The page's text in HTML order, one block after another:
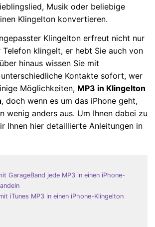
Musik oder beliebige
Klingelton konvertieren.
Klingelton erfreut nicht nur
Telefon klingelt, er hebt Sie auch von
hinaus wissen Sie mit
Kontakte sofort, wer
Möglichkeiten, MP3 in Klingelton
, doch wenn es um das iPhone geht,
wenig anders aus. Um Ihnen dabei zu
Ihnen hier detaillierte Anleitungen in
GarageBand jede MP3 in einen iPhone-
iTunes MP3 in einen iPhone-Klingelton